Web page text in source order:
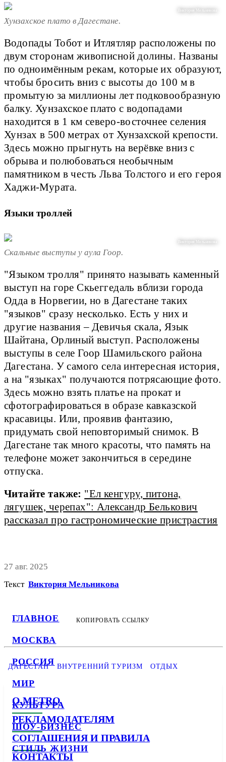
ГЛАВНОЕ
МОСКВА
РОССИЯ
МИР
КУЛЬТУРА
ШОУ-БИЗНЕС
СТИЛЬ ЖИЗНИ
Виктория Мельникова
Хунзахское плато в Дагестане.
Водопады Тобот и Итлятляр расположены по
двум сторонам живописной долины. Названы
по одноимённым рекам, которые их образуют,
чтобы бросить вниз с высоты до 100 м в
промытую за миллионы лет подковообразную
балку. Хунзахское плато с водопадами
находится в 1 км северо-восточнее селения
Хунзах в 500 метрах от Хунзахской крепости.
Здесь можно прыгнуть на верёвке вниз с
обрыва и полюбоваться необычным
памятником в честь Льва Толстого и его героя
Хаджи-Мурата.
Языки троллей
Виктория Мельникова
Скальные выступы у аула Гоор.
"Языком тролля" принято называть каменный
выступ на горе Скьеггедаль вблизи города
Одда в Норвегии, но в Дагестане таких
"языков" сразу несколько. Есть у них и
другие названия – Девичья скала, Язык
Шайтана, Орлиный выступ. Расположены
выступы в селе Гоор Шамильского района
Дагестана. У самого села интересная история,
а на "языках" получаются потрясающие фото.
Здесь можно взять платье на прокат и
сфотографироваться в образе кавказской
красавицы. Или, проявив фантазию,
придумать свой неповторимый снимок. В
Дагестане так много красоты, что память на
телефоне может закончиться в середине
отпуска.
Читайте также: "Ел кенгуру, питона,
лягушек, черепах": Александр Белькович
рассказал про гастрономические пристрастия
27 авг. 2025
Текст Виктория Мельникова
КОПИРОВАТЬ ССЫЛКУ
ДАГЕСТАН ВНУТРЕННИЙ ТУРИЗМ ОТДЫХ
О METRO
РЕКЛАМОДАТЕЛЯМ
СОГЛАШЕНИЯ И ПРАВИЛА
КОНТАКТЫ